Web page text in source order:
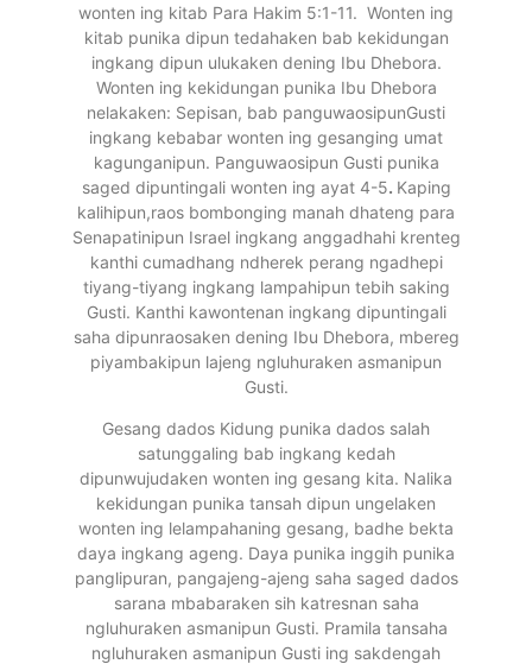
wonten ing kitab Para Hakim 5:1-11. Wonten ing
kitab punika dipun tedahaken bab kekidungan
ingkang dipun ulukaken dening Ibu Dhebora.
Wonten ing kekidungan punika Ibu Dhebora
nelakaken: Sepisan, bab panguwaosipunGusti
ingkang kebabar wonten ing gesanging umat
kagunganipun. Panguwaosipun Gusti punika
saged dipuntingali wonten ing ayat 4-5. Kaping
kalihipun,raos bombonging manah dhateng para
Senapatinipun Israel ingkang anggadhahi krenteg
kanthi cumadhang ndherek perang ngadhepi
tiyang-tiyang ingkang lampahipun tebih saking
Gusti. Kanthi kawontenan ingkang dipuntingali
saha dipunraosaken dening Ibu Dhebora, mbereg
piyambakipun lajeng ngluhuraken asmanipun
Gusti.
Gesang dados Kidung punika dados salah
satunggaling bab ingkang kedah
dipunwujudaken wonten ing gesang kita. Nalika
kekidungan punika tansah dipun ungelaken
wonten ing lelampahaning gesang, badhe bekta
daya ingkang ageng. Daya punika inggih punika
panglipuran, pangajeng-ajeng saha saged dados
sarana mbabaraken sih katresnan saha
ngluhuraken asmanipun Gusti. Pramila tansaha
ngluhuraken asmanipun Gusti ing sakdengah